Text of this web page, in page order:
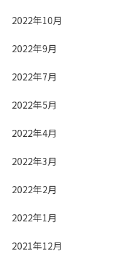
2022年10月
2022年9月
2022年7月
2022年5月
2022年4月
2022年3月
2022年2月
2022年1月
2021年12月